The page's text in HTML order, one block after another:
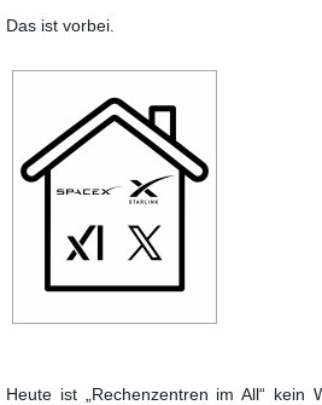
Das ist vorbei.
Heute ist „Rechenzentren im All“ kein